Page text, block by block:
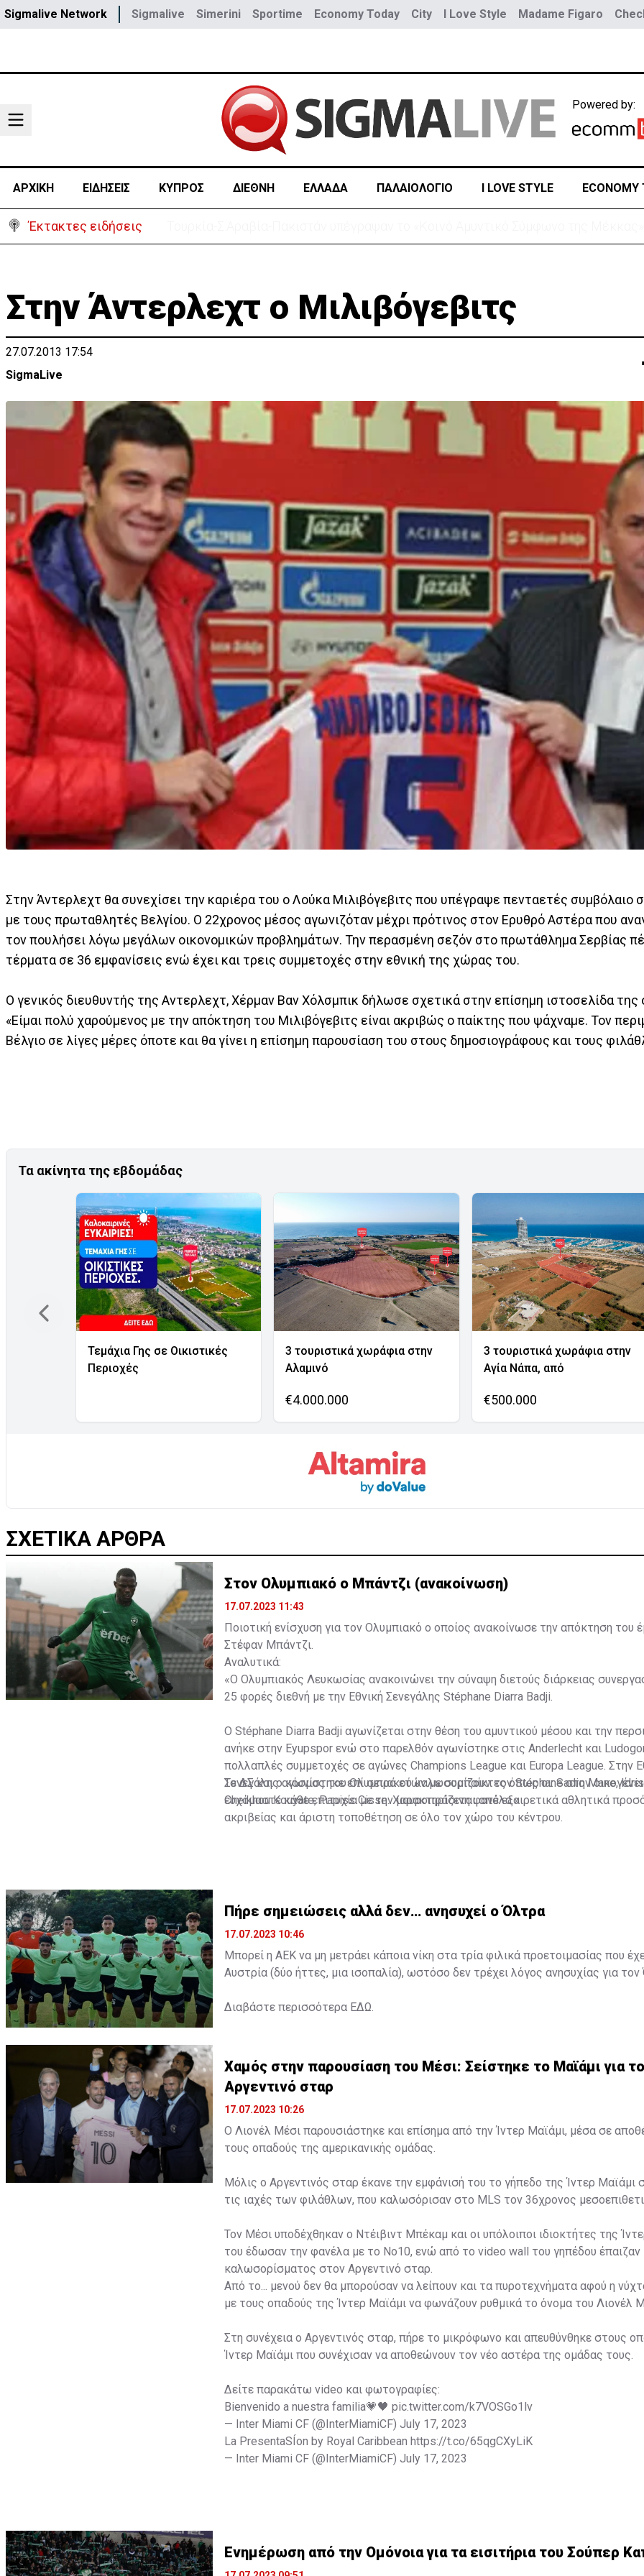
Sigmalive Network Sigmalive Simerini Sportime Economy Today City I Love Style Madame Figaro
Powered by:
ΑΡΧΙΚΗ ΕΙΔΗΣΕΙΣ ΚΥΠΡΟΣ ΔΙΕΘΝΗ ΕΛΛΑΔΑ ΠΑΛΑΙΟΛΟΓΙΟ I LOVE STYLE ECONOMY
Έκτακτες ειδήσεις
Στην Άντερλεχτ ο Μιλιβόγεβιτς
27.07.2013 17:54
SigmaLive
Στην Άντερλεχτ θα συνεχίσει την καριέρα του ο Λούκα Μιλιβόγεβιτς που υπέγραψε πενταετές συμβόλαιο
με τους πρωταθλητές Βελγίου. Ο 22χρονος μέσος αγωνιζόταν μέχρι πρότινος στον Ερυθρό Αστέρα που
τον πουλήσει λόγω μεγάλων οικονομικών προβλημάτων. Την περασμένη σεζόν στο πρωτάθλημα Σερβίας
τέρματα σε 36 εμφανίσεις ενώ έχει και τρεις συμμετοχές στην εθνική της χώρας του.
Ο γενικός διευθυντής της Αντερλεχτ, Χέρμαν Βαν Χόλσμπικ δήλωσε σχετικά στην επίσημη ιστοσελίδα της
«Είμαι πολύ χαρούμενος με την απόκτηση του Μιλιβόγεβιτς είναι ακριβώς ο παίκτης που ψάχναμε. Τον
Βέλγιο σε λίγες μέρες όποτε και θα γίνει η επίσημη παρουσίαση του στους δημοσιογράφους και τους
Τα ακίνητα της εβδομάδας
Τεμάχια Γης σε Οικιστικές
Περιοχές
3 τουριστικά χωράφια στην
Αλαμινό
€4.000.000
3 τουριστικά χωράφια στην
Αγία Νάπα, από
€500.000
ΣΧΕΤΙΚΑ ΑΡΘΡΑ
Στον Ολυμπιακό ο Μπάντζι (ανακοίνωση)
17.07.2023 11:43
Ποιοτική ενίσχυση για τον Ολυμπιακό ο οποίος ανακοίνωσε την απόκτηση του
Στέφαν Μπάντζι.
Αναλυτικά:
«Ο Ολυμπιακός Λευκωσίας ανακοινώνει την σύναψη διετούς διάρκειας
25 φορές διεθνή με την Εθνική Σενεγάλης Stéphane Diarra Badji.
Ο Stéphane Diarra Badji αγωνίζεται στην θέση του αμυντικού μέσου και την
ανήκε στην Eyupspor ενώ στο παρελθόν αγωνίστηκε στις Anderlecht και
πολλαπλές συμμετοχές σε αγώνες Champions League και Europa League. Στην
Σενεγάλης αγωνίστηκε επί σειρά ετών με συμπαίκτες όπως οι: Sadio Mane,
Cheikhou Kouyate, Papiss Cisse. Χαρακτηρίζεται από εξαιρετικά αθλητικά
ακριβείας και άριστη τοποθέτηση σε όλο τον χώρο του κέντρου.
Το ΔΣ και ο κόσμος του Ολυμπιακού καλωσορίζουν τον Stéphane στην
ευχόμαστε κάθε επιτυχία με την μαυροπράσινη φανέλα.»
Πήρε σημειώσεις αλλά δεν… ανησυχεί ο Όλτρα
17.07.2023 10:46
Μπορεί η ΑΕΚ να μη μετράει κάποια νίκη στα τρία φιλικά προετοιμασίας που
Αυστρία (δύο ήττες, μια ισοπαλία), ωστόσο δεν τρέχει λόγος ανησυχίας για τον
Διαβάστε περισσότερα ΕΔΩ
Χαμός στην παρουσίαση του Μέσι: Σείστηκε το Μαϊάμι για
Αργεντινό σταρ
17.07.2023 10:26
Ο Λιονέλ Μέσι παρουσιάστηκε και επίσημα από την Ίντερ Μαϊάμι, μέσα σε
τους οπαδούς της αμερικανικής ομάδας.
Μόλις ο Αργεντινός σταρ έκανε την εμφάνισή του το γήπεδο της Ίντερ Μαϊάμι
τις ιαχές των φιλάθλων, που καλωσόρισαν στο MLS τον 36χρονος
Τον Μέσι υποδέχθηκαν ο Ντέιβιντ Μπέκαμ και οι υπόλοιποι ιδιοκτήτες της
του έδωσαν την φανέλα με το Νο10, ενώ από το video wall του γηπέδου έπαιζαν
καλωσορίσματος στον Αργεντινό σταρ.
Από το... μενού δεν θα μπορούσαν να λείπουν και τα πυροτεχνήματα αφού η
με τους οπαδούς της Ίντερ Μαϊάμι να φωνάζουν ρυθμικά το όνομα του Λιονέλ
Στη συνέχεια ο Αργεντινός σταρ, πήρε το μικρόφωνο και απευθύνθηκε στους
Ίντερ Μαϊάμι που συνέχισαν να αποθεώνουν τον νέο αστέρα της ομάδας τους.
Δείτε παρακάτω video και φωτογραφίες:
Bienvenido a nuestra familia💗🖤 pic.twitter.com/k7VOSGo1lv
— Inter Miami CF (@InterMiamiCF) July 17, 2023
La PresentaSÍon by Royal Caribbean https://t.co/65qgCXyLiK
— Inter Miami CF (@InterMiamiCF) July 17, 2023
Ενημέρωση από την Ομόνοια για τα εισιτήρια του Σούπερ